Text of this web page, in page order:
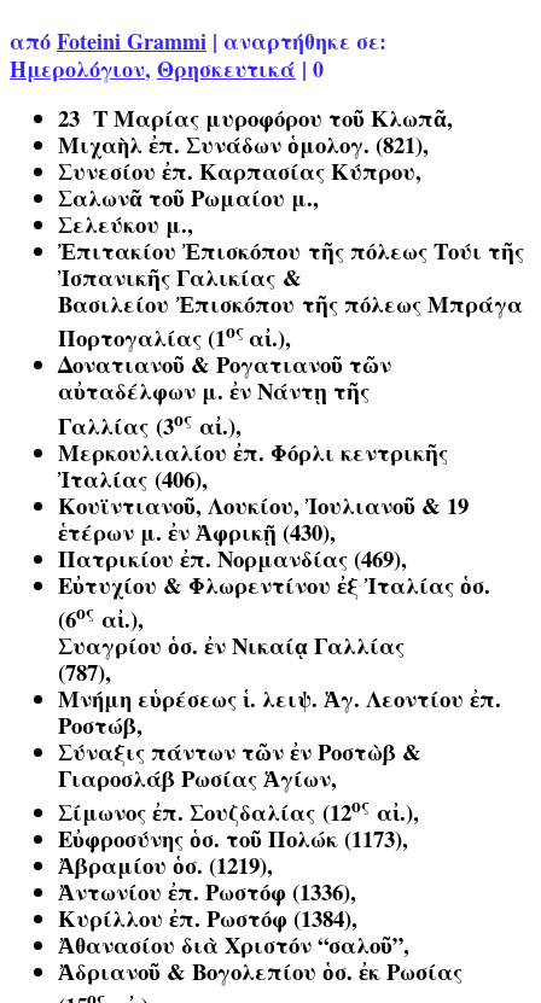
απόFoteini Grammi | αναρτήθηκε σε:
Ημερολόγιον, Θρησκευτικά | 0
23 ΤΜαρίας μυροφόρου τοῦ Κλωπᾶ,
Μιχαὴλ ἐπ. Συνάδων ὁμολογ. (821),
Συνεσίου ἐπ. Καρπασίας Κύπρου,
Σαλωνᾶ τοῦ Ρωμαίου μ.,
Σελεύκου μ.,
Ἐπιτακίου Ἐπισκόπου τῆς πόλεως Τούι τῆς
Ἰσπανικῆς Γαλικίας &
Βασιλείου Ἐπισκόπου τῆς πόλεως Μπράγα
Πορτογαλίας (1οςαἰ.),
Δονατιανοῦ & Ρογατιανοῦ τῶν
αὐταδέλφων μ. ἐν Νάντῃ τῆς
Γαλλίας (3ος αἰ.),
Μερκουλιαλίου ἐπ. Φόρλι κεντρικῆς
Ἰταλίας (406),
Κουϊντιανοῦ, Λουκίου, Ἰουλιανοῦ & 19
ἑτέρων μ. ἐν Ἀφρικῇ (430),
Πατρικίου ἐπ. Νορμανδίας (469),
Εὐτυχίου & Φλωρεντίνου ἐξ Ἰταλίας ὁσ.
(6ος αἰ.),
Συαγρίου ὁσ. ἐν Νικαίᾳ Γαλλίας
(787),
Μνήμη εὑρέσεως ἱ. λειψ. Ἁγ. Λεοντίου ἐπ.
Ροστώβ,
Σύναξις πάντων τῶν ἐν Ροστὼβ &
Γιαροσλάβ Ρωσίας Ἁγίων,
Σίμωνος ἐπ. Σουζδαλίας (12ος αἰ.),
Εὐφροσύνης ὁσ. τοῦ Πολώκ (1173),
Ἀβραμίου ὁσ. (1219),
Ἀντωνίου ἐπ. Ρωστόφ (1336),
Κυρίλλου ἐπ. Ρωστόφ (1384),
Ἀθανασίου διὰ Χριστόν “σαλοῦ”,
Ἀδριανοῦ & Βογολεπίου ὁσ. ἐκ Ρωσίας